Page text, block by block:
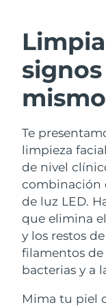
Te
limpieza
de nivel
combinación
de luz LED.
que elimina
y los restos
filamentos de
bacterias y a
Mima tu piel
Limpieza facial
For
Hidratación
Baréin
Bélgica
Bosnia y
Brunéi
Bulgaria
Canadá